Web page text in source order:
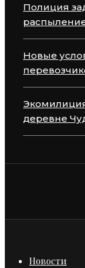
Полиция
Новые
деревне
Новости